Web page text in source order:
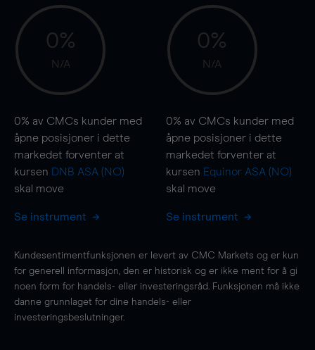
0%
N/A
0% av CMCs kunder med
åpne posisjoner i dette
markedet forventer at
kursen DNB ASA (NO)
skal move
Se instrument
0%
N/A
0% av CMCs kunder med
åpne posisjoner i dette
markedet forventer at
kursen Equinor ASA (NO)
skal move
Se instrument
Kundesentimentfunksjonen er levert av CMC Markets og er kun
for generell informasjon, den er historisk og er ikke ment for å gi
noen form for handels- eller investeringsråd. Funksjonen må ikke
danne grunnlaget for dine handels- eller
investeringsbeslutninger.